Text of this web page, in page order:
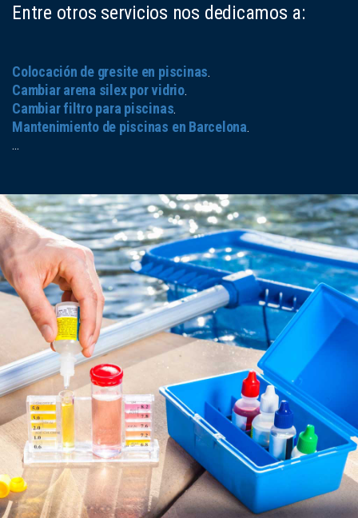
Entre otros servicios nos dedicamos a:
Colocación de gresite en piscinas.
Cambiar arena silex por vidrio.
Cambiar filtro para piscinas.
Mantenimiento de piscinas en Barcelona.
...